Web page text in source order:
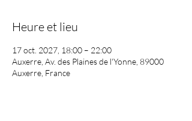
Heure et lieu
17 oct. 2027, 18:00 – 22:00
Auxerre, Av. des Plaines de l'Yonne, 89000
Auxerre, France